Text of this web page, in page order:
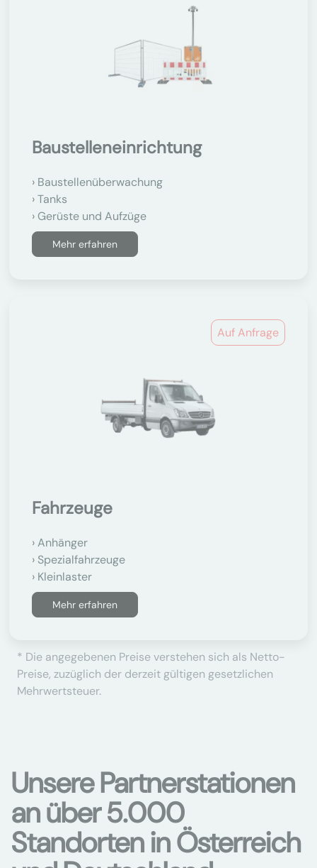
Baustelleneinrichtung
Baustellenüberwachung
Tanks
Gerüste und Aufzüge
Mehr erfahren
Auf Anfrage
Fahrzeuge
Anhänger
Spezialfahrzeuge
Kleinlaster
Mehr erfahren
* Die angegebenen Preise verstehen sich als Netto-
Preise, zuzüglich der derzeit gültigen gesetzlichen
Mehrwertsteuer.
Unsere Partnerstationen
an über 5.000
Standorten in Österreich